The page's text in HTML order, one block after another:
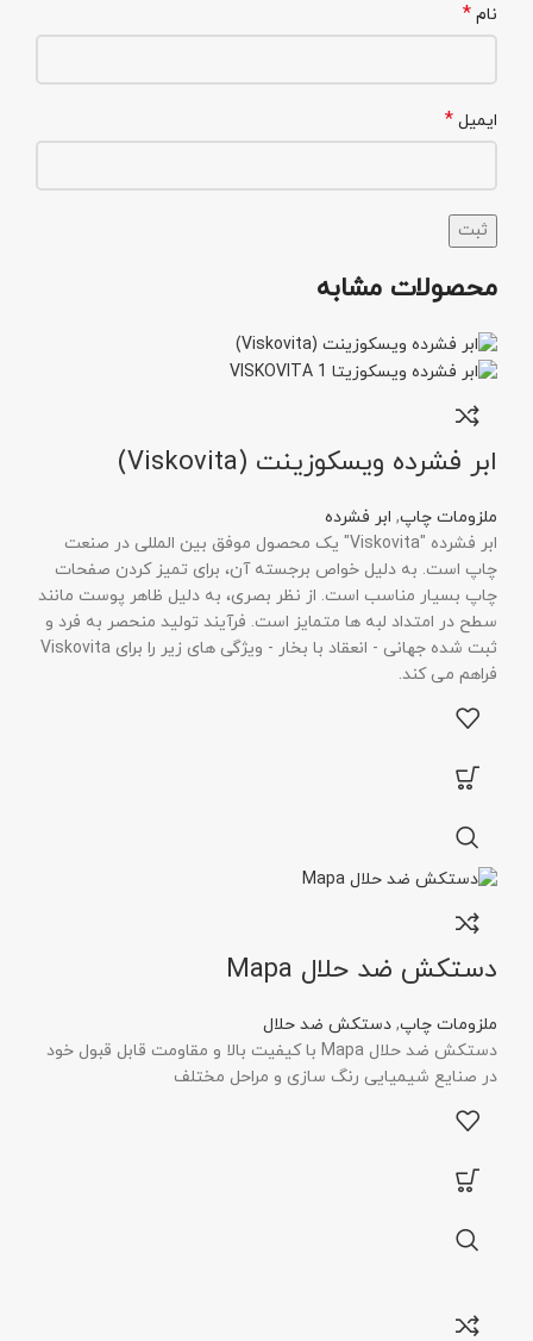
نام *
ایمیل *
محصولات مشابه
ابر فشرده ویسکوزینت (Viskovita)
ملزومات چاپ, ابر فشرده
ابر فشرده "Viskovita" یک محصول موفق بین المللی در صنعت
چاپ است. به دلیل خواص برجسته آن، برای تمیز کردن صفحات
چاپ بسیار مناسب است. از نظر بصری، به دلیل ظاهر پوست مانند
سطح در امتداد لبه ها متمایز است. فرآیند تولید منحصر به فرد و
ثبت شده جهانی - انعقاد با بخار - ویژگی های زیر را برای Viskovita
فراهم می کند.
دستکش ضد حلال Mapa
ملزومات چاپ, دستکش ضد حلال
دستکش ضد حلال Mapa با کیفیت بالا و مقاومت قابل قبول خود
در صنایع شیمیایی رنگ سازی و مراحل مختلف